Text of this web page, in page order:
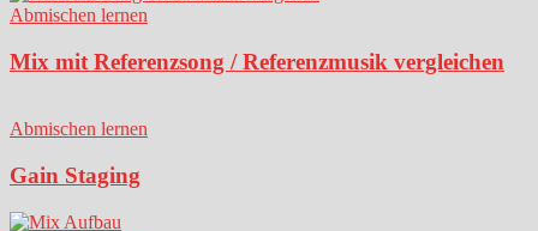
Abmischen lernen
Mix mit Referenzsong / Referenzmusik vergleichen
Abmischen lernen
Gain Staging